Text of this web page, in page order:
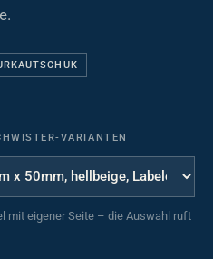
VARIANTEN
mit eigener Seite – die Auswahl ruft